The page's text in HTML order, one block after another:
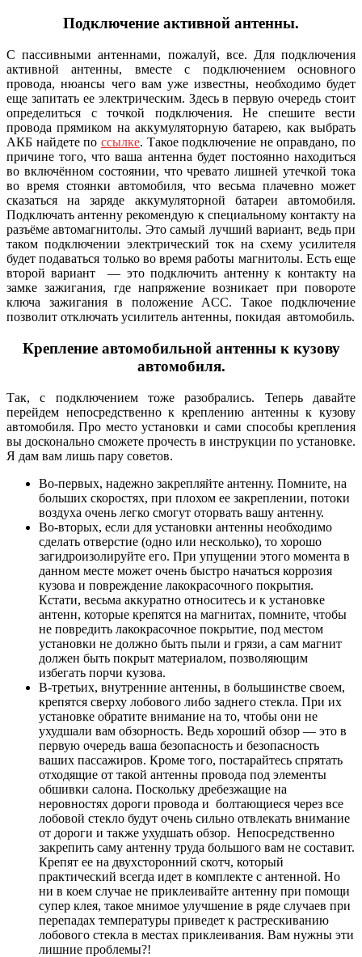
Подключение активной антенны.
С пассивными антеннами, пожалуй, все. Для подключения
активной антенны, вместе с подключением основного
провода, нюансы чего вам уже известны, необходимо будет
еще запитать ее электрическим. Здесь в первую очередь стоит
определиться с точкой подключения. Не спешите вести
провода прямиком на аккумуляторную батарею, как выбрать
АКБ найдете по ссылке. Такое подключение не оправдано, по
причине того, что ваша антенна будет постоянно находиться
во включённом состоянии, что чревато лишней утечкой тока
во время стоянки автомобиля, что весьма плачевно может
сказаться на заряде аккумуляторной батареи автомобиля.
Подключать антенну рекомендую к специальному контакту на
разъёме автомагнитолы. Это самый лучший вариант, ведь при
таком подключении электрический ток на схему усилителя
будет подаваться только во время работы магнитолы. Есть еще
второй вариант — это подключить антенну к контакту на
замке зажигания, где напряжение возникает при повороте
ключа зажигания в положение ACC. Такое подключение
позволит отключать усилитель антенны, покидая автомобиль.
Крепление автомобильной антенны к кузову
автомобиля.
Так, с подключением тоже разобрались. Теперь давайте
перейдем непосредственно к креплению антенны к кузову
автомобиля. Про место установки и сами способы крепления
вы досконально сможете прочесть в инструкции по установке.
Я дам вам лишь пару советов.
Во-первых, надежно закрепляйте антенну. Помните, на
больших скоростях, при плохом ее закреплении, потоки
воздуха очень легко смогут оторвать вашу антенну.
Во-вторых, если для установки антенны необходимо
сделать отверстие (одно или несколько), то хорошо
загидроизолируйте его. При упущении этого момента в
данном месте может очень быстро начаться коррозия
кузова и повреждение лакокрасочного покрытия.
Кстати, весьма аккуратно относитесь и к установке
антенн, которые крепятся на магнитах, помните, чтобы
не повредить лакокрасочное покрытие, под местом
установки не должно быть пыли и грязи, а сам магнит
должен быть покрыт материалом, позволяющим
избегать порчи кузова.
В-третьих, внутренние антенны, в большинстве своем,
крепятся сверху лобового либо заднего стекла. При их
установке обратите внимание на то, чтобы они не
ухудшали вам обзорность. Ведь хороший обзор — это в
первую очередь ваша безопасность и безопасность
ваших пассажиров. Кроме того, постарайтесь спрятать
отходящие от такой антенны провода под элементы
обшивки салона. Поскольку дребезжащие на
неровностях дороги провода и болтающиеся через все
лобовой стекло будут очень сильно отвлекать внимание
от дороги и также ухудшать обзор. Непосредственно
закрепить саму антенну труда большого вам не составит.
Крепят ее на двухсторонний скотч, который
практический всегда идет в комплекте с антенной. Но
ни в коем случае не приклеивайте антенну при помощи
супер клея, такое мнимое улучшение в ряде случаев при
перепадах температуры приведет к растрескиванию
лобового стекла в местах приклеивания. Вам нужны эти
лишние проблемы?!